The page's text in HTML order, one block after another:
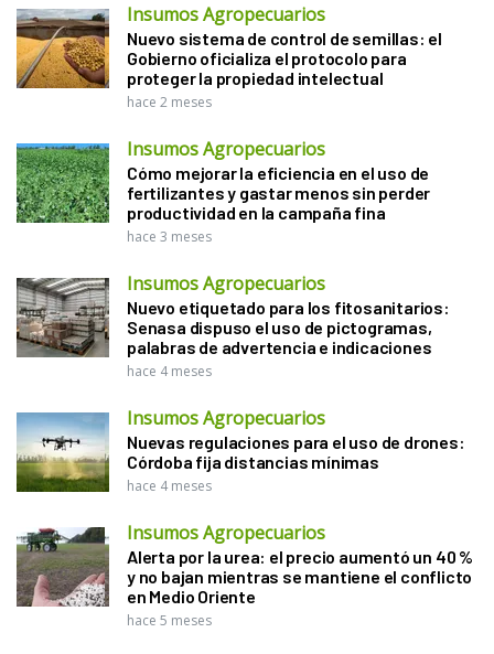
Insumos Agropecuarios
Nuevo sistema de control de semillas: el
Gobierno oficializa el protocolo para
proteger la propiedad intelectual
hace 2 meses
Insumos Agropecuarios
Cómo mejorar la eficiencia en el uso de
fertilizantes y gastar menos sin perder
productividad en la campaña fina
hace 3 meses
Insumos Agropecuarios
Nuevo etiquetado para los fitosanitarios:
Senasa dispuso el uso de pictogramas,
palabras de advertencia e indicaciones
hace 4 meses
Insumos Agropecuarios
Nuevas regulaciones para el uso de drones:
Córdoba fija distancias mínimas
hace 4 meses
Insumos Agropecuarios
Alerta por la urea: el precio aumentó un 40 %
y no bajan mientras se mantiene el conflicto
en Medio Oriente
hace 5 meses